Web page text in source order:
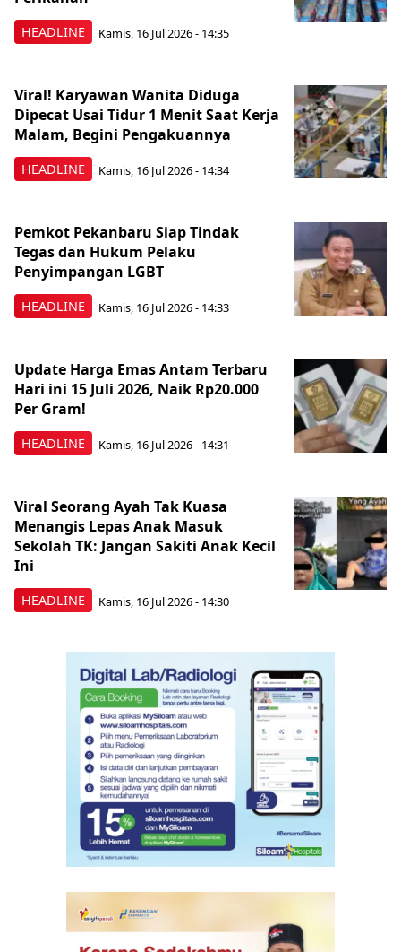
HEADLINE Kamis, 16 Jul 2026 - 14:35
HEADLINE
Viral! Karyawan Wanita Diduga
Dipecat Usai Tidur 1 Menit Saat Kerja
Malam, Begini Pengakuannya
Kamis, 16 Jul 2026 - 14:34
HEADLINE
Pemkot Pekanbaru Siap Tindak
Tegas dan Hukum Pelaku
Penyimpangan LGBT
Kamis, 16 Jul 2026 - 14:33
HEADLINE
Update Harga Emas Antam Terbaru
Hari ini 15 Juli 2026, Naik Rp20.000
Per Gram!
Kamis, 16 Jul 2026 - 14:31
HEADLINE
Viral Seorang Ayah Tak Kuasa
Menangis Lepas Anak Masuk
Sekolah TK: Jangan Sakiti Anak Kecil
Ini
Kamis, 16 Jul 2026 - 14:30